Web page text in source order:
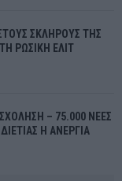
ΣΚΛΗΡΟΥΣ ΤΗΣ
ΡΩΣΙΚΗ ΕΛΙΤ
– 75.000 ΝΕΕΣ
Η ΑΝΕΡΓΙΑ